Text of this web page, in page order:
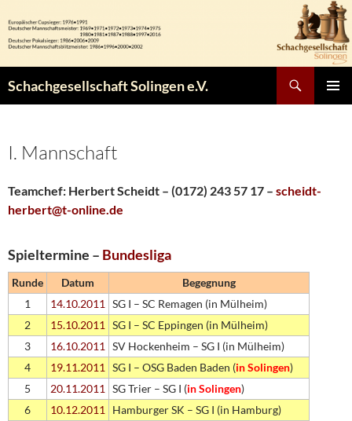
Inhalt
springen
Schachgesellschaft Solingen e.V.
I. Mannschaft
Teamchef: Herbert Scheidt – (0172) 243 57 17 – scheidt-
herbert@t-online.de
Spieltermine – Bundesliga
Runde Datum
Begegnung
1
14.10.2011
SG I – SC Remagen (in Mülheim)
2
15.10.2011
SG I – SC Eppingen (in Mülheim)
3
16.10.2011
SV Hockenheim – SG I (in Mülheim)
4
19.11.2011 SG I – OSG Baden Baden (in Solingen)
5
20.11.2011 SG Trier – SG I (in Solingen)
6
10.12.2011
Hamburger SK – SG I (in Hamburg)